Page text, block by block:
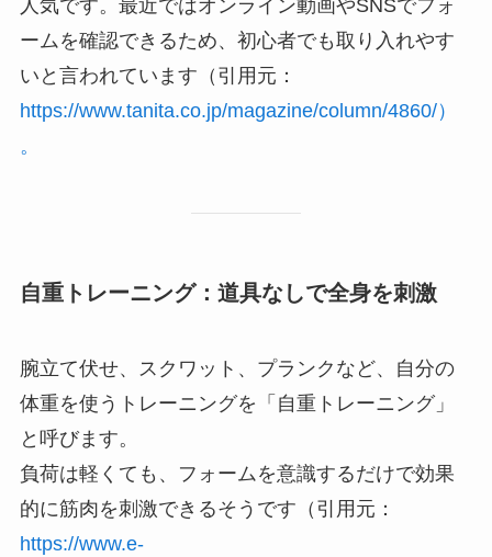
人気です。最近ではオンライン動画やSNSでフォ
ームを確認できるため、初心者でも取り入れやす
いと言われています（引用元：
https://www.tanita.co.jp/magazine/column/4860/）
。
自重トレーニング：道具なしで全身を刺激
腕立て伏せ、スクワット、プランクなど、自分の
体重を使うトレーニングを「自重トレーニング」
と呼びます。
負荷は軽くても、フォームを意識するだけで効果
的に筋肉を刺激できるそうです（引用元：
https://www.e-